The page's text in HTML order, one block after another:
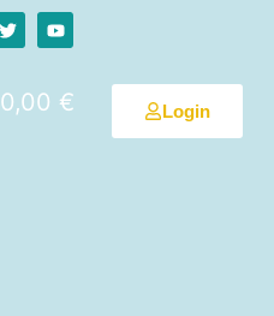
0,00 € Login